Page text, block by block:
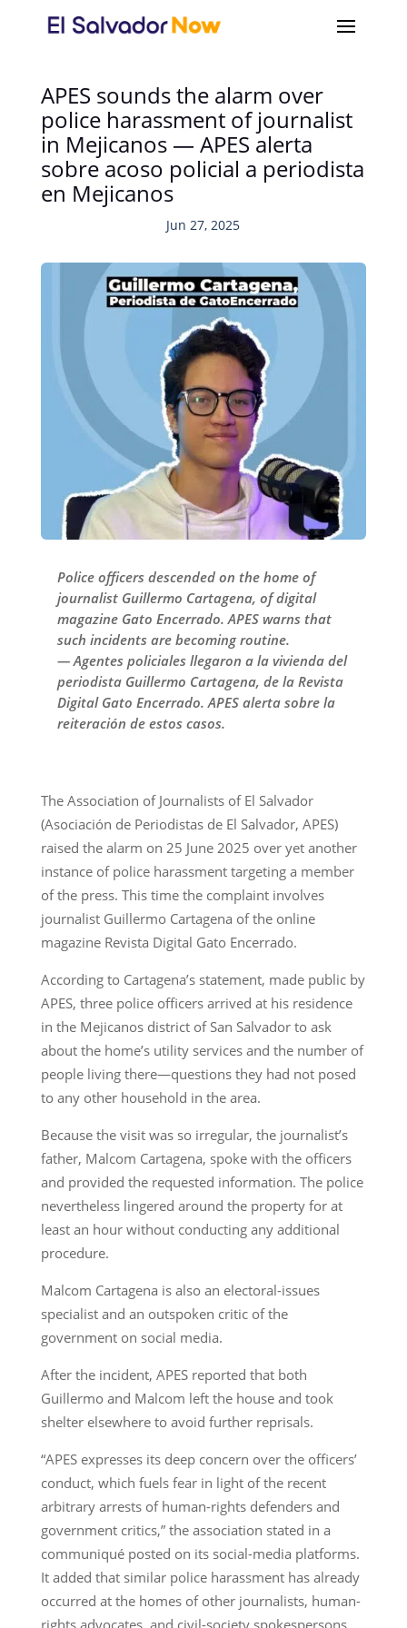
APES sounds the alarm over
police harassment of journalist
in Mejicanos — APES alerta
sobre acoso policial a periodista
en Mejicanos
Jun 27, 2025
Police officers descended on the home of
journalist Guillermo Cartagena, of digital
magazine Gato Encerrado. APES warns that
such incidents are becoming routine.
— Agentes policiales llegaron a la vivienda del
periodista Guillermo Cartagena, de la Revista
Digital Gato Encerrado. APES alerta sobre la
reiteración de estos casos.
The Association of Journalists of El Salvador
(Asociación de Periodistas de El Salvador, APES)
raised the alarm on 25 June 2025 over yet another
instance of police harassment targeting a member
of the press. This time the complaint involves
journalist Guillermo Cartagena of the online
magazine Revista Digital Gato Encerrado.
According to Cartagena’s statement, made public by
APES, three police officers arrived at his residence
in the Mejicanos district of San Salvador to ask
about the home’s utility services and the number of
people living there—questions they had not posed
to any other household in the area.
Because the visit was so irregular, the journalist’s
father, Malcom Cartagena, spoke with the officers
and provided the requested information. The police
nevertheless lingered around the property for at
least an hour without conducting any additional
procedure.
Malcom Cartagena is also an electoral-issues
specialist and an outspoken critic of the
government on social media.
After the incident, APES reported that both
Guillermo and Malcom left the house and took
shelter elsewhere to avoid further reprisals.
“APES expresses its deep concern over the officers’
conduct, which fuels fear in light of the recent
arbitrary arrests of human-rights defenders and
government critics,” the association stated in a
communiqué posted on its social-media platforms.
It added that similar police harassment has already
occurred at the homes of other journalists, human-